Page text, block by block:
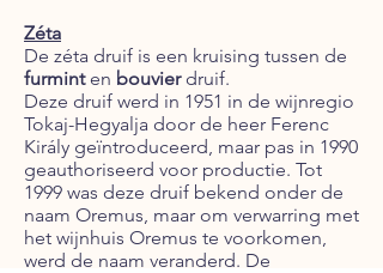
Zéta
De zéta druif is een kruising tussen de
furminten bouvierdruif.
Deze druif werd in 1951 in de wijnregio
Tokaj-Hegyalja door de heer Ferenc
Király geïntroduceerd, maar pas in 1990
geauthoriseerd voor productie. Tot
1999 was deze druif bekend onder de
naam Oremus, maar om verwarring met
het wijnhuis Oremus te voorkomen,
werd de naam veranderd. De